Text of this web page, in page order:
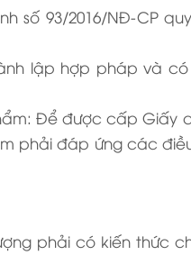
số 93/2016/NĐ-CP
lập hợp pháp và
Để được cấp Giấy
phải đáp ứng các
phải có kiến thức